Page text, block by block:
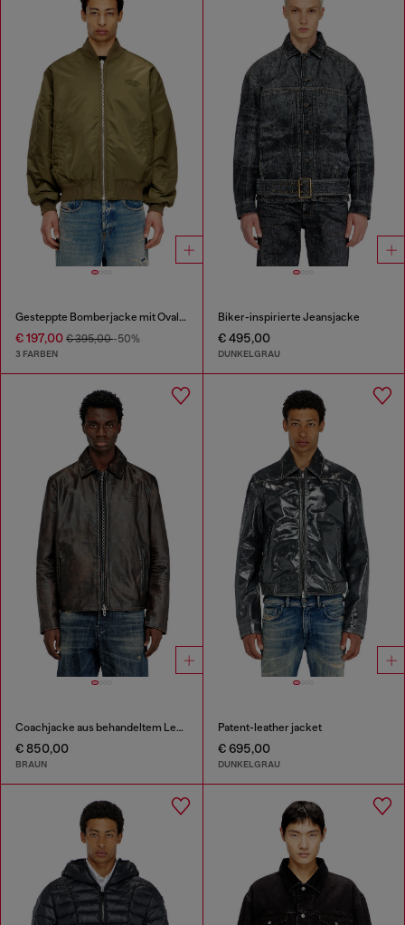
Gesteppte Bomberjacke mit Oval-D-Stickerei
€ 197,00 € 395,00-50%
3 FARBEN
Biker-inspirierte Jeansjacke
€ 495,00
DUNKELGRAU
Coachjacke aus behandeltem Leder
€ 850,00
BRAUN
Patent-leather jacket
€ 695,00
DUNKELGRAU